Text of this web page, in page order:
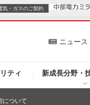
ティ 新成長分野・
ニュース
案内
気・ガスのご契約
人のお客さま
について